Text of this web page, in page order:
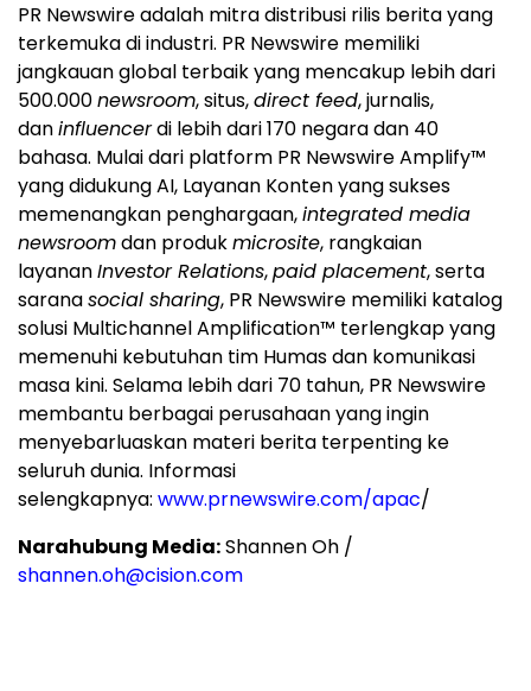
PR Newswire adalah mitra distribusi rilis berita yang
terkemuka di industri. PR Newswire memiliki
jangkauan global terbaik yang mencakup lebih dari
500.000newsroom, situs,direct feed, jurnalis,
daninfluencerdi lebih dari 170 negara dan 40
bahasa. Mulai dari platform PR Newswire Amplify™
yang didukung AI, Layanan Konten yang sukses
memenangkan penghargaan,integrated media
newsroomdan produkmicrosite, rangkaian
layananInvestor Relations,paid placement, serta
saranasocial sharing, PR Newswire memiliki katalog
solusi Multichannel Amplification™ terlengkap yang
memenuhi kebutuhan tim Humas dan komunikasi
masa kini. Selama lebih dari 70 tahun, PR Newswire
membantu berbagai perusahaan yang ingin
menyebarluaskan materi berita terpenting ke
seluruh dunia. Informasi
selengkapnya: www.prnewswire.com/apac/
Narahubung Media:Shannen Oh /
shannen.oh@cision.com